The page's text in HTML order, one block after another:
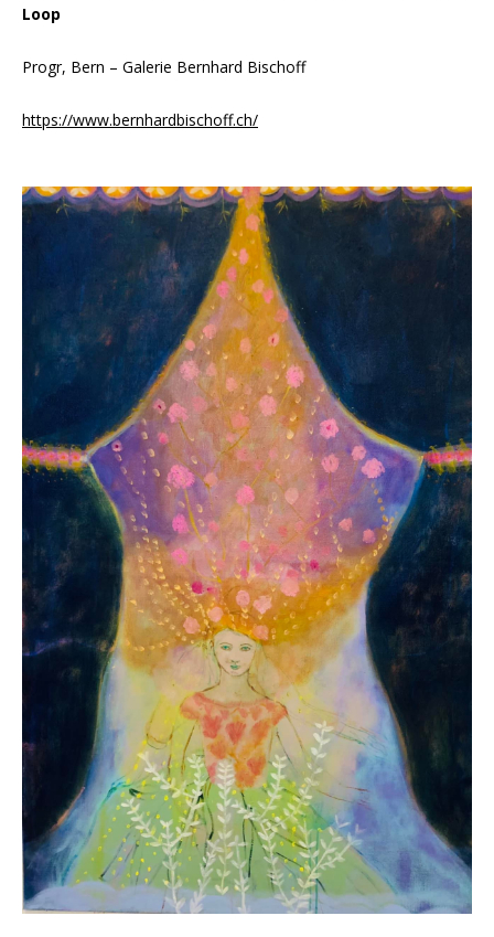
Loop
Progr, Bern – Galerie Bernhard Bischoff
https://www.bernhardbischoff.ch/